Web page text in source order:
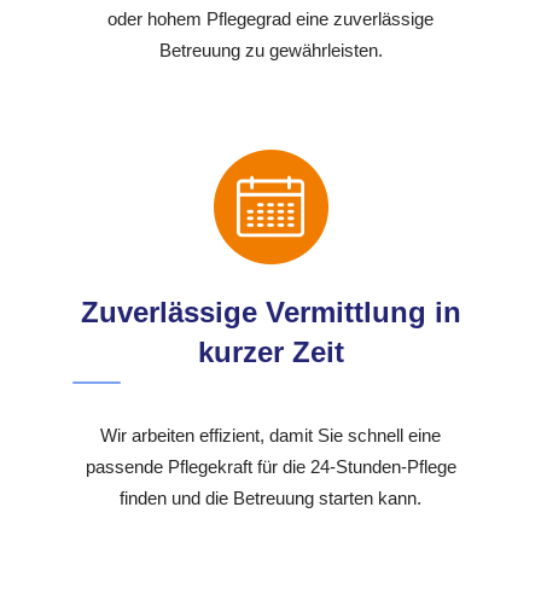
oder hohem Pflegegrad eine zuverlässige
Betreuung zu gewährleisten.
Zuverlässige Vermittlung in
kurzer Zeit
Wir arbeiten effizient, damit Sie schnell eine
passende Pflegekraft für die 24-Stunden-Pflege
finden und die Betreuung starten kann.